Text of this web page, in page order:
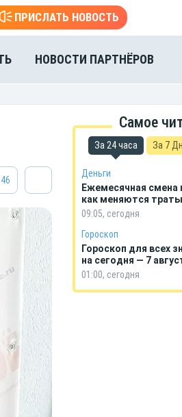
ПРИСЛАТЬ НОВОСТЬ
НОВОСТИ ПАРТНЁРОВ
46
Самое
За 24 часа За 7
Деньги
Ежемесячная смена
как меняются
09:05, сегодня
Гороскоп
Гороскоп для всех
на сегодня — 7
01:00, сегодня